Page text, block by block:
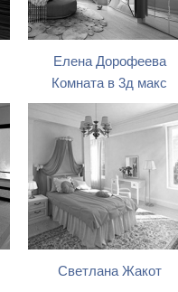
Елена Дорофеева
Комната в 3д макс
Светлана Жакот